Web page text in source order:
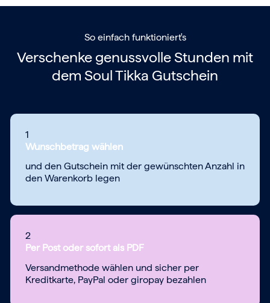
So einfach funktioniert's
Verschenke genussvolle Stunden mit
dem Soul Tikka Gutschein
1
Wunschbetrag wählen
und den Gutschein mit der gewünschten Anzahl in
den Warenkorb legen
2
Per Post oder sofort als PDF
Versandmethode wählen und sicher per
Kreditkarte, PayPal oder giropay bezahlen